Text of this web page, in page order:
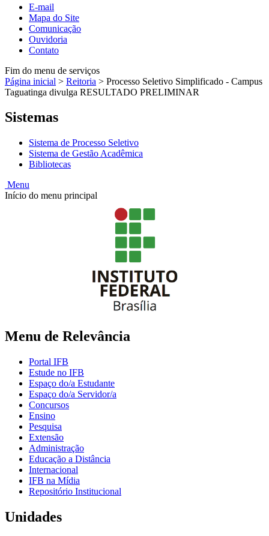
E-mail
Mapa do Site
Comunicação
Ouvidoria
Contato
Fim do menu de serviços
Página inicial > Reitoria > Processo Seletivo Simplificado - Campus
Taguatinga divulga RESULTADO PRELIMINAR
Sistemas
Sistema de Processo Seletivo
Sistema de Gestão Acadêmica
Bibliotecas
Menu
Início do menu principal
Menu de Relevância
Portal IFB
Estude no IFB
Espaço do/a Estudante
Espaço do/a Servidor/a
Concursos
Ensino
Pesquisa
Extensão
Administração
Educação a Distância
Internacional
IFB na Mídia
Repositório Institucional
Unidades